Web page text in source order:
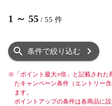
1 ～ 55 / 55 件
条件で絞り込む
※ 「ポイント最大○倍」と記載され
たキャンペーン条件（エントリー
ます。
ポイントアップの条件は各商品に